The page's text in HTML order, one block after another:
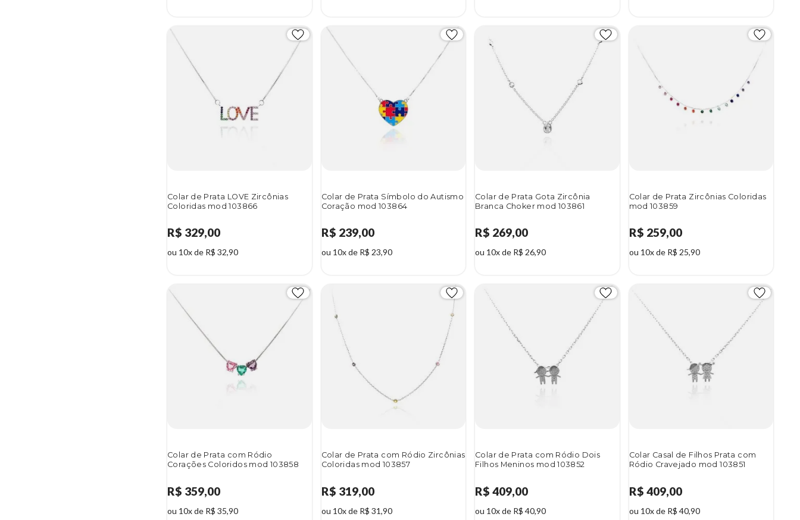
Colar de Prata LOVE Zircônias
Coloridas mod 103866
R$ 329,00
ou 10x de R$ 32,90
Colar de Prata Símbolo do Autismo
Coração mod 103864
R$ 239,00
ou 10x de R$ 23,90
Colar de Prata Gota Zircônia
Branca Choker mod 103861
R$ 269,00
ou 10x de R$ 26,90
Colar de Prata Zircônias Coloridas
mod 103859
R$ 259,00
ou 10x de R$ 25,90
Colar de Prata com Ródio
Corações Coloridos mod 103858
R$ 359,00
ou 10x de R$ 35,90
Colar de Prata com Ródio Zircônias
Coloridas mod 103857
R$ 319,00
ou 10x de R$ 31,90
Colar de Prata com Ródio Dois
Filhos Meninos mod 103852
R$ 409,00
ou 10x de R$ 40,90
Colar Casal de Filhos Prata com
Ródio Cravejado mod 103851
R$ 409,00
ou 10x de R$ 40,90